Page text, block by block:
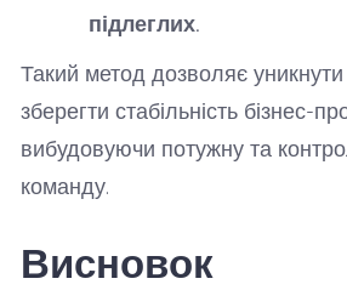
підлеглих.
Такий метод дозволяє уникнути
зберегти стабільність бізнес-
вибудовуючи потужну та
команду.
Висновок